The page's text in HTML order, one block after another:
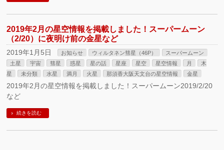
2019年2月の星空情報を掲載しました！スーパームーン
（2/20）に夜明け前の金星など
2019年1月5日 お知らせ ウィルタネン彗星（46P）
スーパームーン
土星
宇宙 彗星 惑星 星の話 星座 星空 星空情報 月
木
星
未分類 水星 満月 火星 那須香大阪天文台の星空情報 金星
2019年2月の星空情報を掲載しました！スーパームーン2019/2/20
など
続きを読む